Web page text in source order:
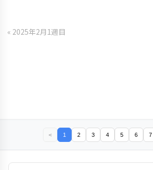
« 2025年2月1週目
< 1 2 3 4 5 6 7